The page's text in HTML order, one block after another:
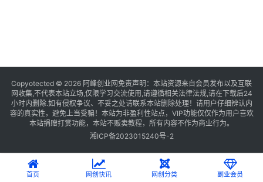
Copyotected © 2026 阿峰创业网 免责声明：本站资源来自会员发布以及互联
网收集,不代表本站立场,仅限学习交流使用,请遵循相关法律法规,请在下载后24
小时内删除.如有侵权争议、不妥之处请联系本站删除处理！请用户仔细辨认内
容的真实性，避免上当受骗！本站为非盈利性站点，VIP功能仅仅作为用户喜欢
本站捐赠打赏功能，本站不贩卖教程，所有内容不作为商业行为。
湘ICP备2023015240号-2
首页 网创快讯 网创分类 副业会员